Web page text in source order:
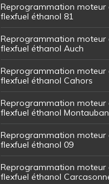
Reprogrammation moteur
flexfuel éthanol 81
Reprogrammation moteur
flexfuel éthanol Auch
Reprogrammation moteur
flexfuel éthanol Cahors
Reprogrammation moteur
flexfuel éthanol Montauban
Reprogrammation moteur
flexfuel éthanol 09
Reprogrammation moteur
flexfuel éthanol